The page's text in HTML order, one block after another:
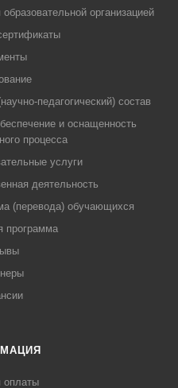
организацией
педагогический) состав
и оснащенность
процесса
услуги
деятельность
(перевода) обучающихся
программа
оплаты